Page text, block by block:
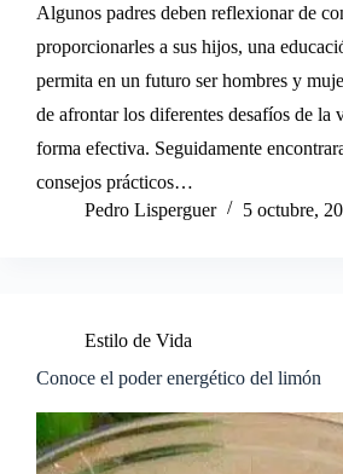
Algunos padres deben reflexionar de
proporcionarles a sus hijos, una
permita en un futuro ser hombres y
de afrontar los diferentes desafíos de la
forma efectiva. Seguidamente
consejos prácticos…
Pedro Lisperguer
5 octubre,
Estilo de Vida
Conoce el poder energético del limón